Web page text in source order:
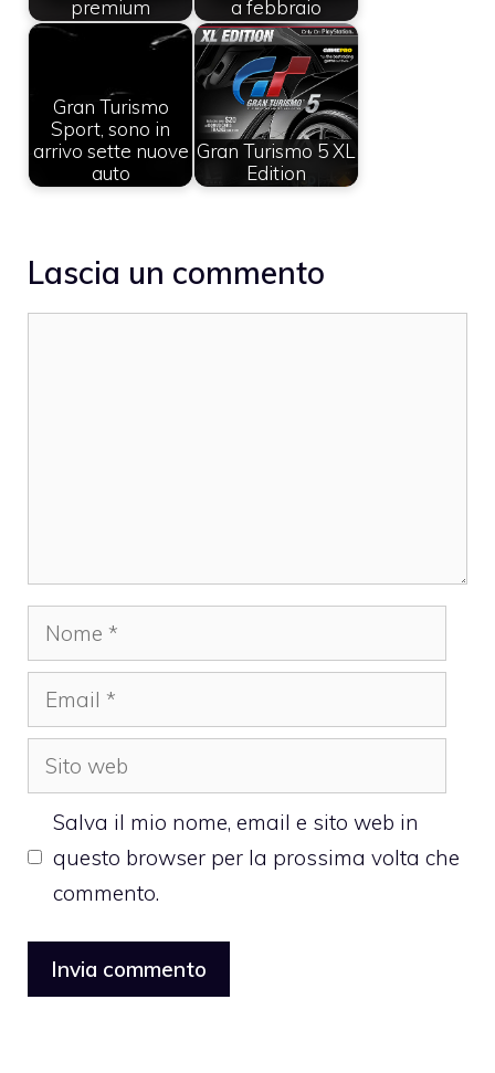
premium
a febbraio
Gran Turismo
Sport, sono in
arrivo sette nuove
auto
Gran Turismo 5 XL
Edition
Lascia un commento
Nome
Email
Sito
web
Salva il mio nome, email e sito web in
questo browser per la prossima volta che
commento.